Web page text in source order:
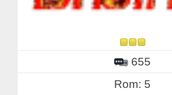
655
Rom: 5